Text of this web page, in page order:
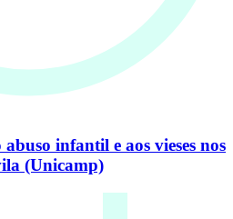
infantil e aos vieses nos
(Unicamp)